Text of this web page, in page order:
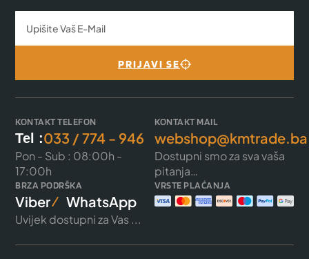
PRIJAVI SE
KONTAKT TELEFON
Tel :033 / 774 - 946
Pon - Sub : 08:00h -
17:00h
KONTAKT MAIL
webshop@kmtrade.ba
Dostupni smo za sva vaša
pitanja…
BRZA PODRŠKA
Viber WhatsApp
Uvijek dostupni za Vas ...
VRSTE PLAĆANJA